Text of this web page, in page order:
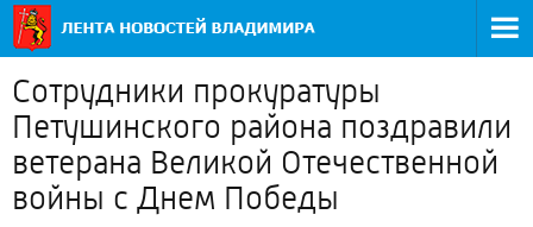
Сотрудники прокуратуры
Петушинского района поздравили
ветерана Великой Отечественной
войны с Днем Победы